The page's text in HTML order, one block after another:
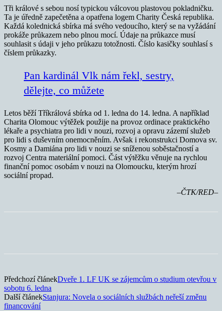
Tři králové s sebou nosí typickou válcovou plastovou pokladničku.
Ta je úředně zapečetěna a opatřena logem Charity Česká republika.
Každá kolednická sbírka má svého vedoucího, který se na vyžádání
prokáže průkazem nebo plnou mocí. Údaje na průkazce musí
souhlasit s údaji v jeho průkazu totožnosti. Číslo kasičky souhlasí s
číslem průkazky.
Pan kardinál Vlk nám řekl, sestry,
dělejte, co můžete
Letos běží Tříkrálová sbírka od 1. ledna do 14. ledna. A například
Charita Olomouc výtěžek použije na provoz ordinace praktického
lékaře a psychiatra pro lidi v nouzi, rozvoj a opravu zázemí služeb
pro lidi s duševním onemocněním. Avšak i rekonstrukci Domova sv.
Kosmy a Damiána pro lidi v nouzi se sníženou soběstačností a
rozvoj Centra materiální pomoci. Část výtěžku věnuje na rychlou
finanční pomoc osobám v nouzi na Olomoucku, kterým hrozí
sociální propad.
–ČTK/RED–
Předchozí článekDveře 1. LF UK se zájemcům o studium otevřou v
sobotu 6. ledna
Další článekStanjura: Novela o sociálních službách neřeší změnu
financování